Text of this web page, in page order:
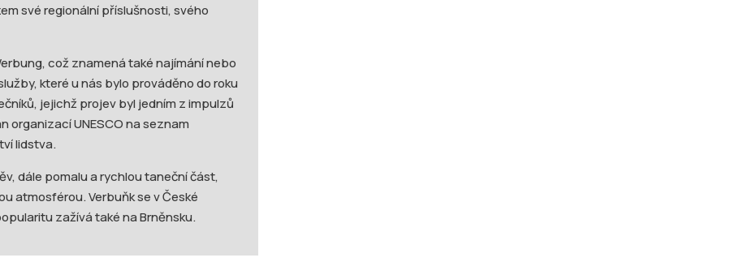
své regionální příslušnosti, svého
což znamená také najímání nebo
které u nás bylo prováděno do roku
jejichž projev byl jedním z impulzů
organizací UNESCO na seznam
lidstva.
dále pomalu a rychlou taneční část,
atmosférou. Verbuňk se v České
zažívá také na Brněnsku.